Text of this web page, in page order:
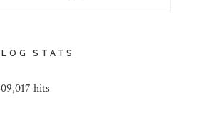
STATS
hits